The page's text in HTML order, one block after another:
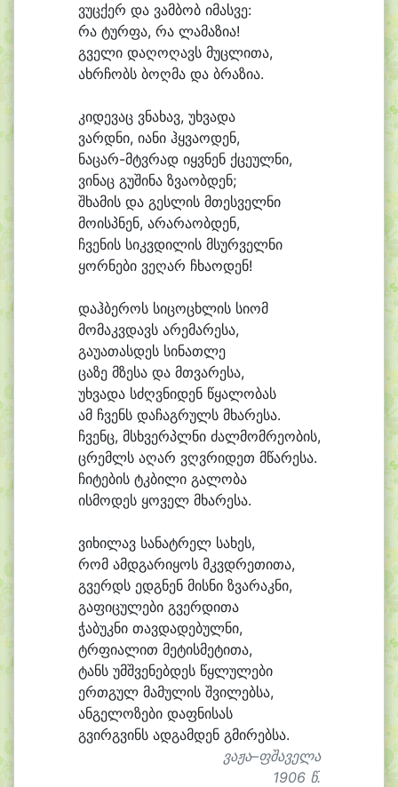
ვუცქერ და ვამბობ იმასვე:
რა ტურფა, რა ლამაზია!
გველი დაღოღავს მუცლითა,
ახრჩობს ბოღმა და ბრაზია.
კიდევაც ვნახავ, უხვადა
ვარდნი, იანი ჰყვაოდენ,
ნაცარ-მტვრად იყვნენ ქცეულნი,
ვინაც გუშინა ზვაობდენ;
შხამის და გესლის მთესველნი
მოისპნენ, არარაობდენ,
ჩვენის სიკვდილის მსურველნი
ყორნები ვეღარ ჩხაოდენ!
დაჰბეროს სიცოცხლის სიომ
მომაკვდავს არემარესა,
გაუათასდეს სინათლე
ცაზე მზესა და მთვარესა,
უხვადა სძღვნიდენ წყალობას
ამ ჩვენს დაჩაგრულს მხარესა.
ჩვენც, მსხვერპლნი ძალმომრეობის,
ცრემლს აღარ ვღვრიდეთ მწარესა.
ჩიტების ტკბილი გალობა
ისმოდეს ყოველ მხარესა.
ვიხილავ სანატრელ სახეს,
რომ ამდგარიყოს მკვდრეთითა,
გვერდს ედგნენ მისნი ზვარაკნი,
გაფიცულები გვერდითა
ჭაბუკნი თავდადებულნი,
ტრფიალით მეტისმეტითა,
ტანს უმშვენებდეს წყლულები
ერთგულ მამულის შვილებსა,
ანგელოზები დაფნისას
გვირგვინს ადგამდენ გმირებსა.
ვაჟა–ფშაველა
1906 წ.